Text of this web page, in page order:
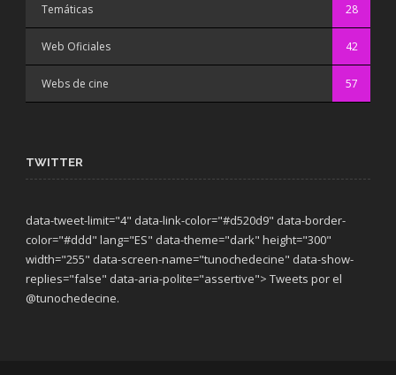
Temáticas 28
Web Oficiales 42
Webs de cine 57
TWITTER
data-tweet-limit="4" data-link-color="#d520d9" data-border-
color="#ddd" lang="ES" data-theme="dark" height="300"
width="255" data-screen-name="tunochedecine" data-show-
replies="false" data-aria-polite="assertive"> Tweets por el
@tunochedecine.